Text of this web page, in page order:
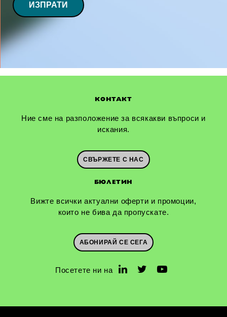
ИЗПРАТИ
КОНТАКТ
Ние сме на разположение за всякакви въпроси и
искания.
СВЪРЖЕТЕ С НАС
БЮЛЕТИН
Вижте всички актуални оферти и промоции,
които не бива да пропускате.
АБОНИРАЙ СЕ СЕГА
Посетете ни на